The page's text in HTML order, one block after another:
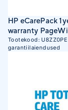
HP eCarePack
warranty
X477 hard ware
Channel MPS
Tootekood: U8ZZ0PE
garantiilaiendused